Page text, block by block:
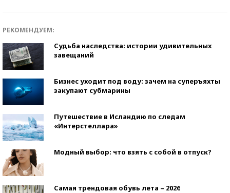
РЕКОМЕНДУЕМ:
Судьба наследства: истории удивительных
завещаний
Бизнес уходит под воду: зачем на суперъяхты
закупают субмарины
Путешествие в Исландию по следам
«Интерстеллара»
Модный выбор: что взять с собой в отпуск?
Самая трендовая обувь лета – 2026